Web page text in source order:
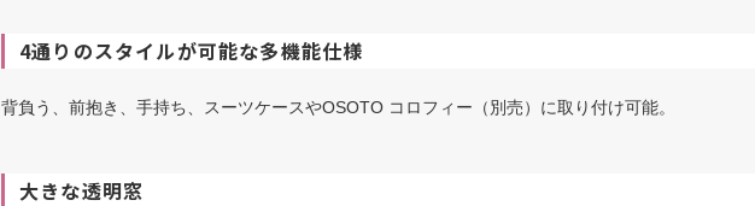
4通りのスタイルが可能な多機能仕様
背負う、前抱き、手持ち、スーツケースやOSOTO コロフィー（別売）に取り付け可能。
大きな透明窓